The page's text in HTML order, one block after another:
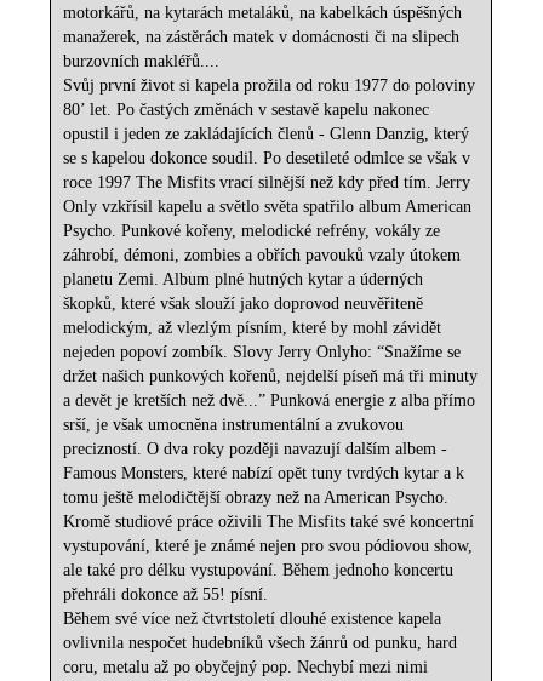
motorkářů, na kytarách metaláků, na kabelkách úspěšných
manažerek, na zástěrách matek v domácnosti či na slipech
burzovních makléřů....
Svůj první život si kapela prožila od roku 1977 do poloviny
80’ let. Po častých změnách v sestavě kapelu nakonec
opustil i jeden ze zakládajících členů - Glenn Danzig, který
se s kapelou dokonce soudil. Po desetileté odmlce se však v
roce 1997 The Misfits vrací silnější než kdy před tím. Jerry
Only vzkřísil kapelu a světlo světa spatřilo album American
Psycho. Punkové kořeny, melodické refrény, vokály ze
záhrobí, démoni, zombies a obřích pavouků vzaly útokem
planetu Zemi. Album plné hutných kytar a úderných
škopků, které však slouží jako doprovod neuvěřiteně
melodickým, až vlezlým písním, které by mohl závidět
nejeden popoví zombík. Slovy Jerry Onlyho: “Snažíme se
držet našich punkových kořenů, nejdelší píseň má tři minuty
a devět je kretších než dvě...” Punková energie z alba přímo
srší, je však umocněna instrumentální a zvukovou
precizností. O dva roky později navazují dalším albem -
Famous Monsters, které nabízí opět tuny tvrdých kytar a k
tomu ještě melodičtější obrazy než na American Psycho.
Kromě studiové práce oživili The Misfits také své koncertní
vystupování, které je známé nejen pro svou pódiovou show,
ale také pro délku vystupování. Během jednoho koncertu
přehráli dokonce až 55! písní.
Během své více než čtvrtstoletí dlouhé existence kapela
ovlivnila nespočet hudebníků všech žánrů od punku, hard
coru, metalu až po obyčejný pop. Nechybí mezi nimi